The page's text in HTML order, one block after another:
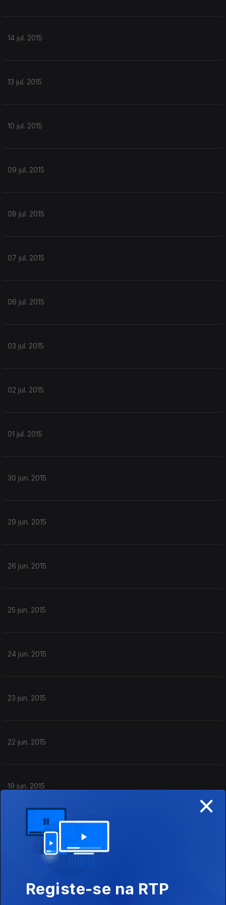
14 jul. 2015
13 jul. 2015
10 jul. 2015
09 jul. 2015
08 jul. 2015
07 jul. 2015
06 jul. 2015
03 jul. 2015
02 jul. 2015
01 jul. 2015
30 jun. 2015
29 jun. 2015
26 jun. 2015
25 jun. 2015
24 jun. 2015
23 jun. 2015
22 jun. 2015
19 jun. 2015
18 jun. 2015
17 jun. 2015
×
Registe-se na RTP